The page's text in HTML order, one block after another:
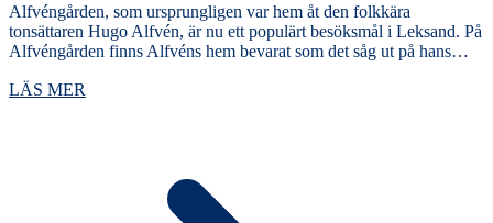
Alfvéngården, som ursprungligen var hem åt den folkkära
tonsättaren Hugo Alfvén, är nu ett populärt besöksmål i Leksand. På
Alfvéngården finns Alfvéns hem bevarat som det såg ut på hans…
LÄS MER